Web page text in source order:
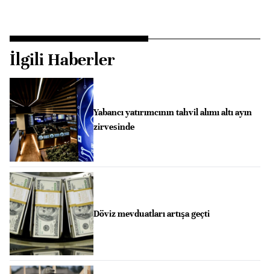
İlgili Haberler
Yabancı yatırımcının tahvil alımı altı ayın
zirvesinde
Döviz mevduatları artışa geçti